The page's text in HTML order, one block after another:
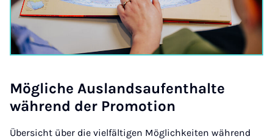
Mög­liche Aus­land­saufenthalte
während der Pro­mo­tion
Übersicht über die vielfältigen Möglichkeiten während